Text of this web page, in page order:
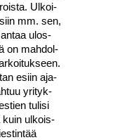
Ulkoi­
mm. sen,
antaa ulos­
on mah­dol­
esiin aja­
yri­tyk­
tuli­si
kuin ulkois­